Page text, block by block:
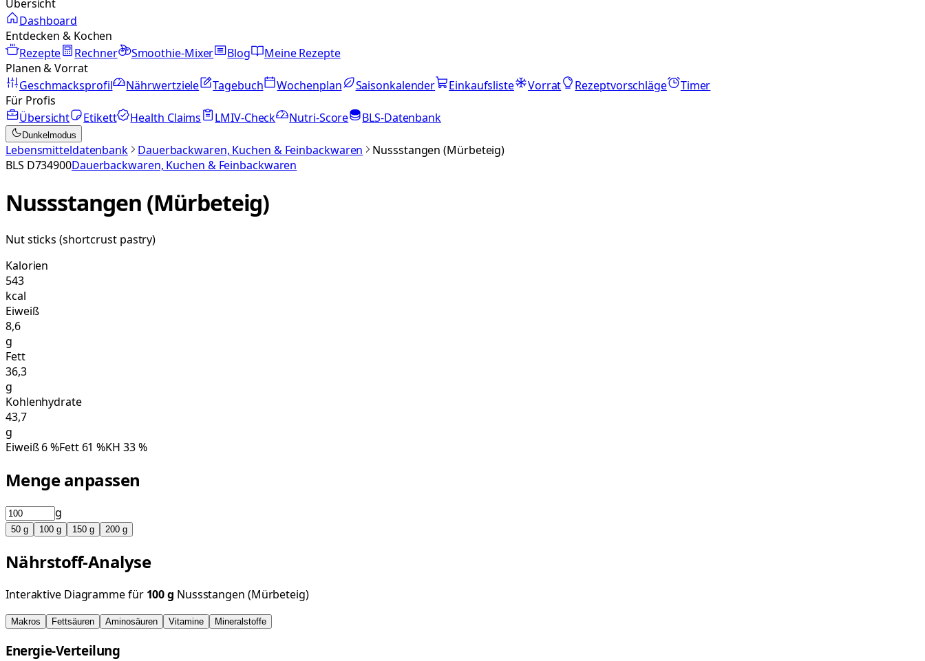
Übersicht
Dashboard
Entdecken & Kochen
Rezepte
Rechner Smoothie-Mixer Blog
Meine Rezepte
Planen & Vorrat
Geschmacksprofil
Nährwertziele Tagebuch Wochenplan Saisonkalender Einkaufsliste Vorrat Rezeptvorschläge
Timer
Für Profis
Übersicht
Etikett Health Claims LMIV-Check Nutri-Score BLS-Datenbank
Dunkelmodus
Lebensmitteldatenbank Dauerbackwaren, Kuchen & Feinbackwaren
Nussstangen (Mürbeteig)
BLS D734900Dauerbackwaren, Kuchen & Feinbackwaren
Nussstangen (Mürbeteig)
Nut sticks (shortcrust pastry)
Kalorien
543
kcal
Eiweiß
8,6
g
Fett
36,3
g
Kohlenhydrate
43,7
g
Eiweiß6%Fett 61 %KH 33%
Menge anpassen
g
50 g 100 g 150 g 200 g
Nährstoff-Analyse
Interaktive Diagramme für 100g Nussstangen (Mürbeteig)
Makros Fettsäuren Aminosäuren Vitamine Mineralstoffe
Energie-Verteilung